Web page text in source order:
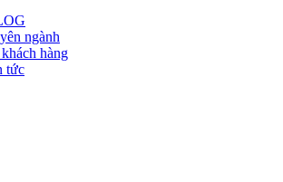
ngành
hàng
tức